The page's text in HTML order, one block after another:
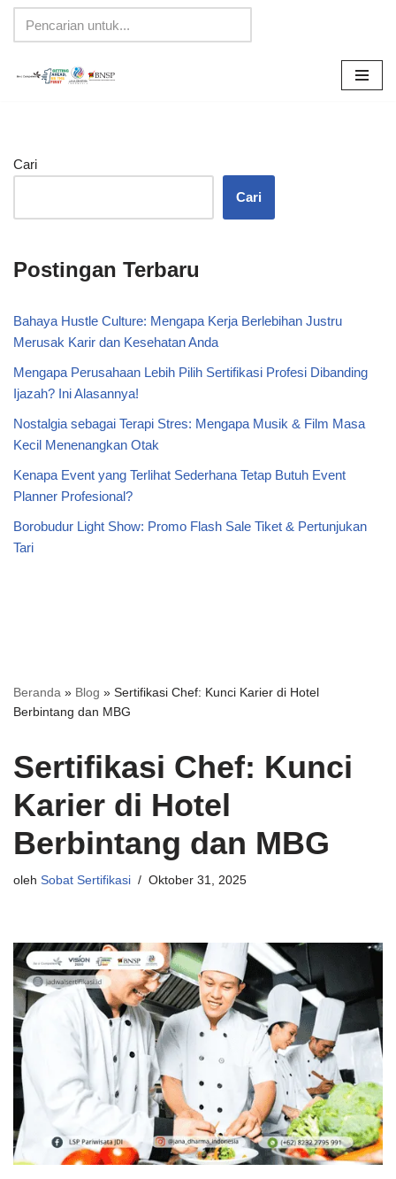
Lompat
Cari
Cari
Postingan Terbaru
Bahaya Hustle Culture: Mengapa Kerja Berlebihan Justru
Merusak Karir dan Kesehatan Anda
Mengapa Perusahaan Lebih Pilih Sertifikasi Profesi Dibanding
Ijazah? Ini Alasannya!
Nostalgia sebagai Terapi Stres: Mengapa Musik & Film Masa
Kecil Menenangkan Otak
Kenapa Event yang Terlihat Sederhana Tetap Butuh Event
Planner Profesional?
Borobudur Light Show: Promo Flash Sale Tiket & Pertunjukan
Tari
Beranda » Blog » Sertifikasi Chef: Kunci Karier di Hotel
Berbintang dan MBG
Sertifikasi Chef: Kunci
Karier di Hotel
Berbintang dan MBG
oleh Sobat Sertifikasi Oktober 31, 2025